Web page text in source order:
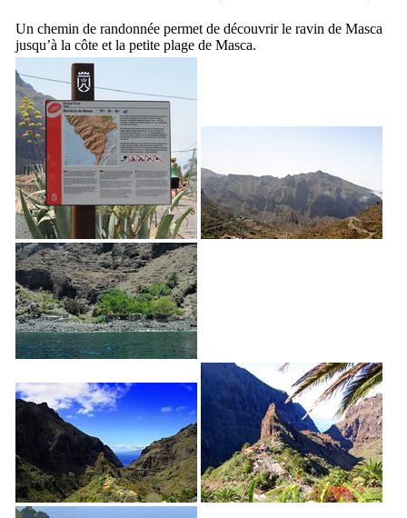
Un chemin de randonnée permet de découvrir le ravin de Masca
jusqu’à la côte et la petite plage de Masca.